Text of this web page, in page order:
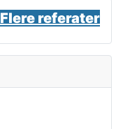
Flere referater